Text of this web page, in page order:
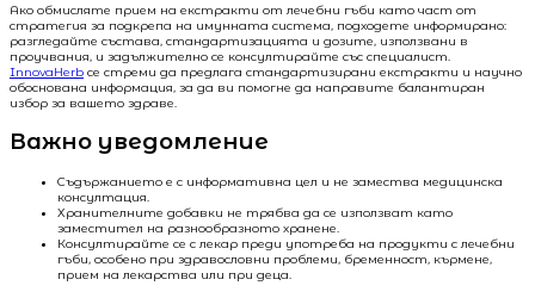
Ако обмисляте прием на екстракти от лечебни гъби като част от
стратегия за подкрепа на имунната система, подходете информирано:
разгледайте състава, стандартизацията и дозите, използвани в
проучвания, и задължително се консултирайте със специалист.
InnovaHerb се стреми да предлага стандартизирани екстракти и научно
обоснована информация, за да ви помогне да направите балантиран
избор за вашето здраве.
Важно уведомление
Съдържанието е с информативна цел и не замества медицинска
консултация.
Хранителните добавки не трябва да се използват като
заместител на разнообразното хранене.
Консултирайте се с лекар преди употреба на продукти с лечебни
гъби, особено при здравословни проблеми, бременност, кърмене,
прием на лекарства или при деца.